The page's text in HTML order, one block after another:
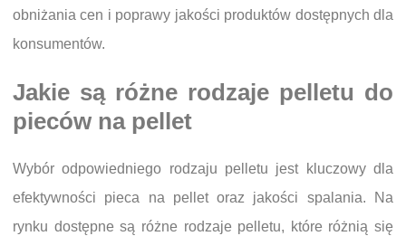
obniżania cen i poprawy jakości produktów dostępnych dla
konsumentów.
Jakie są różne rodzaje pelletu do
pieców na pellet
Wybór odpowiedniego rodzaju pelletu jest kluczowy dla
efektywności pieca na pellet oraz jakości spalania. Na
rynku dostępne są różne rodzaje pelletu, które różnią się